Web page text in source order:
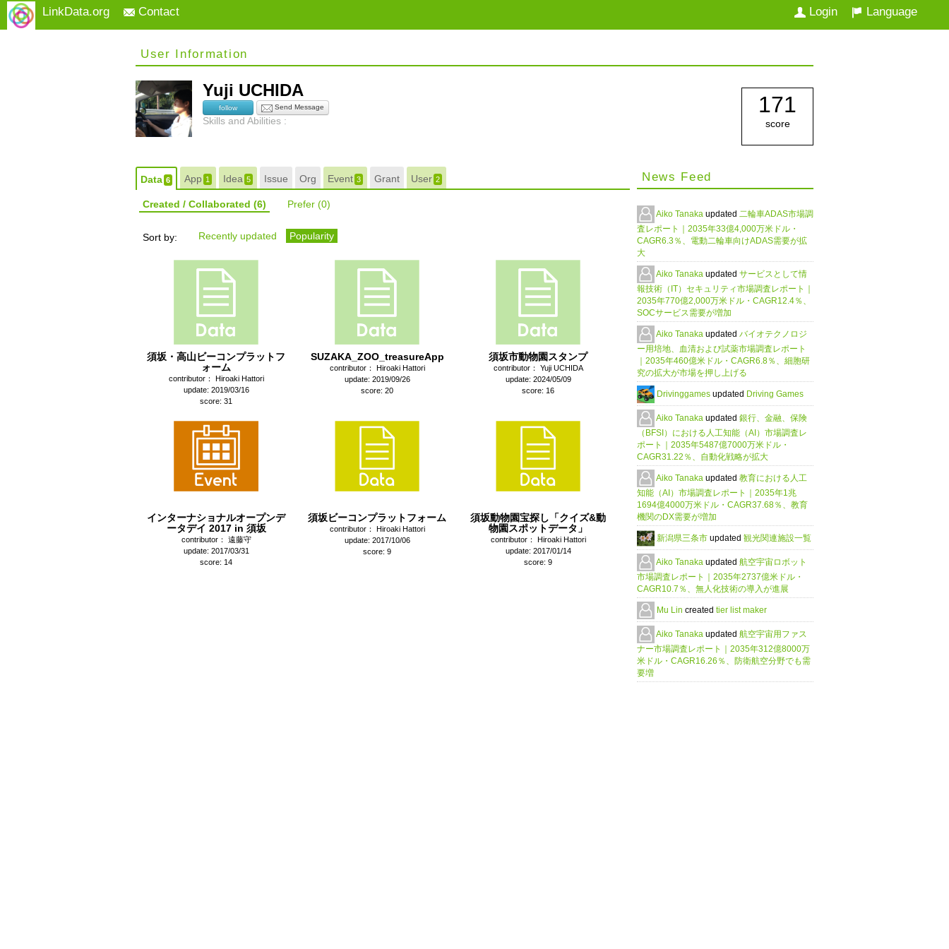
LinkData.org Contact Language
Login
User Information
Yuji UCHIDA
follow Send Message
Skills and Abilities :
171
score
Data6 App 1 Idea5 Issue Org Event3 Grant User2
Created / Collaborated (6) Prefer (0)
Sort by: Recently updated Popularity
須坂・高山ビーコンプラットフ
ォーム
contributor： Hiroaki Hattori
update: 2019/03/16
score: 31
SUZAKA_ZOO_treasureApp
contributor： Hiroaki Hattori
update: 2019/09/26
score: 20
須坂市動物園スタンプ
contributor： Yuji UCHIDA
update: 2024/05/09
score: 16
インターナショナルオープンデ
ータデイ 2017 in 須坂
contributor： 遠藤守
update: 2017/03/31
score: 14
須坂ビーコンプラットフォーム
contributor： Hiroaki Hattori
update: 2017/10/06
score: 9
須坂動物園宝探し「クイズ&動
物園スポットデータ」
contributor： Hiroaki Hattori
update: 2017/01/14
score: 9
News Feed
Aiko Tanaka updated 二輪車ADAS市場調
査レポート｜2035年33億4,000万米ドル・
CAGR6.3％、電動二輪車向けADAS需要が拡
大
Aiko Tanaka updated サービスとして情
報技術（IT）セキュリティ市場調査レポート｜
2035年770億2,000万米ドル・CAGR12.4％、
SOCサービス需要が増加
Aiko Tanaka updated バイオテクノロジ
ー用培地、血清および試薬市場調査レポート
｜2035年460億米ドル・CAGR6.8％、細胞研
究の拡大が市場を押し上げる
Drivinggames updated Driving Games
Aiko Tanaka updated 銀行、金融、保険
（BFSI）における人工知能（AI）市場調査レ
ポート｜2035年5487億7000万米ドル・
CAGR31.22％、自動化戦略が拡大
Aiko Tanaka updated 教育における人工
知能（AI）市場調査レポート｜2035年1兆
1694億4000万米ドル・CAGR37.68％、教育
機関のDX需要が増加
新潟県三条市 updated 観光関連施設一覧
Aiko Tanaka updated 航空宇宙ロボット
市場調査レポート｜2035年2737億米ドル・
CAGR10.7％、無人化技術の導入が進展
Mu Lin created tier list maker
Aiko Tanaka updated 航空宇宙用ファス
ナー市場調査レポート｜2035年312億8000万
米ドル・CAGR16.26％、防衛航空分野でも需
要増